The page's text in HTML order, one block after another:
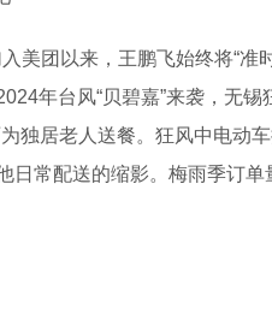
团以来，王鹏飞始终将“准
年台风“贝碧嘉”来袭，无
独居老人送餐。狂风中电动
日常配送的缩影。梅雨季订